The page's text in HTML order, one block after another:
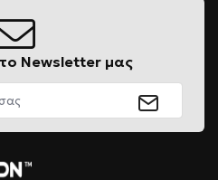
Newsletter μας